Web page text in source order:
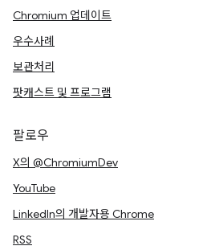
Chromium 업데이트
우수사례
보관처리
팟캐스트 및 프로그램
팔로우
X의 @ChromiumDev
YouTube
LinkedIn의 개발자용 Chrome
RSS